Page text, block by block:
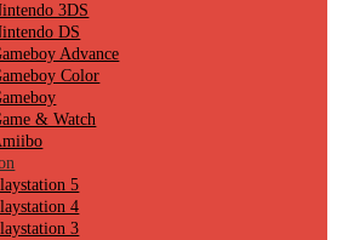
3DS
DS
Advance
Color
& Watch
5
4
3